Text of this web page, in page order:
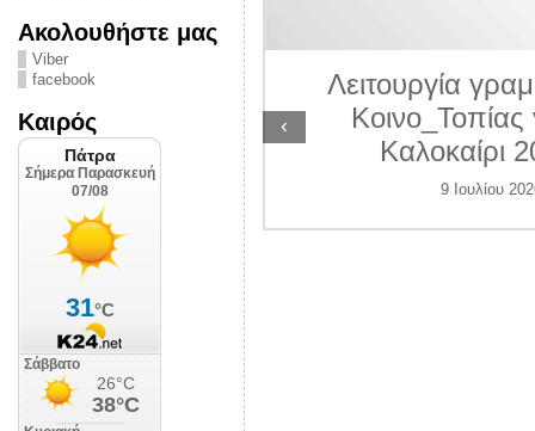
Ακολουθήστε μας
Viber
facebook
Καιρός
2026
Λειτουργία
Κοινο_Τοπίας
Καλοκαίρι
9 Ιουλίου
‹